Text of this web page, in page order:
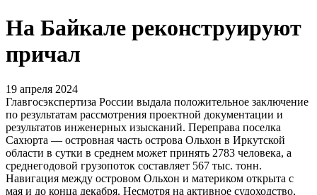
На Байкале реконструируют
причал
19 апреля 2024
Главгосэкспертиза России выдала положительное заключение
по результатам рассмотрения проектной документации и
результатов инженерных изысканий. Переправа поселка
Сахюрта — островная часть острова Ольхон в Иркутской
области в сутки в среднем может принять 2783 человека, а
среднегодовой грузопоток составляет 567 тыс. тонн.
Навигация между островом Ольхон и материком открыта с
мая и до конца декабря. Несмотря на активное судоходство,